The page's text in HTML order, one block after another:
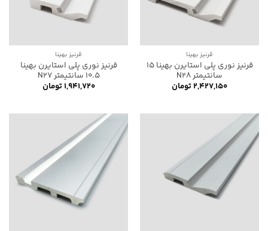
قرنیز بهینا
قرنیز نوری پلی استایرن بهینا 15
سانتیمتر N28
۲,۴۲۷,۱۵۰تومان
قرنیز بهینا
قرنیز نوری پلی استایرن بهینا
10.5 سانتیمتر N27
۱,۹۴۱,۷۲۰تومان